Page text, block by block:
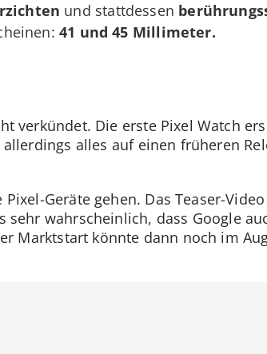
und stattdessen
41 und 45 Millimeter.
verkündet. Die erste Pixel Watch
alles auf einen früheren
Geräte gehen. Das Teaser-
sehr wahrscheinlich, dass Google
Marktstart könnte dann noch im